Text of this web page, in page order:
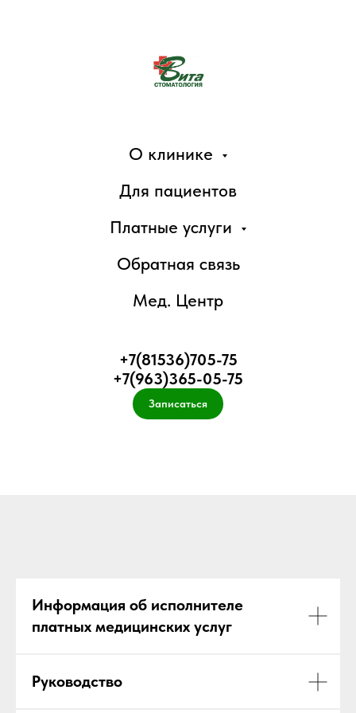
О клинике
Для пациентов
Платные услуги
Обратная связь
Мед. Центр
+7(81536)705-75
+7(963)365-05-75
Записаться
Информация об исполнителе
платных медицинских услуг
Руководство